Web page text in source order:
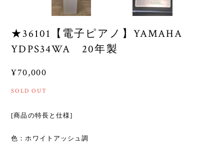
★36101【電子ピアノ】YAMAHA
YDPS34WA 20年製
¥70,000
SOLD OUT
[商品の特長と仕様]
色：ホワイトアッシュ調